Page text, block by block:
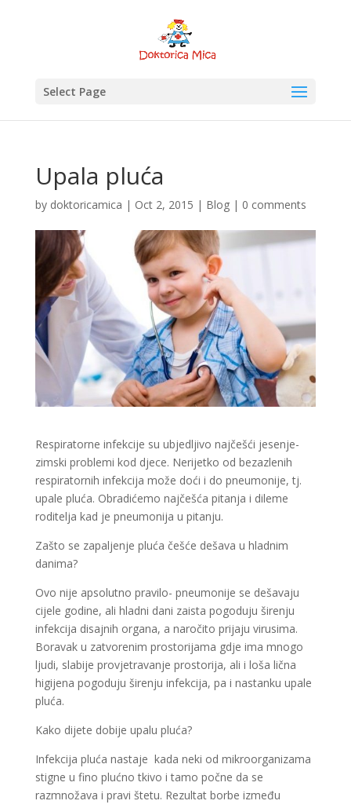
Select Page
Upala pluća
by doktoricamica | Oct 2, 2015 | Blog| 0 comments
Respiratorne infekcije su ubjedljivo najčešći jesenje-
zimski problemi kod djece. Nerijetko od bezazlenih
respiratornih infekcija može doći i do pneumonije, tj.
upale pluća. Obradićemo najčešća pitanja i dileme
roditelja kad je pneumonija u pitanju.
Zašto se zapaljenje pluća češće dešava u hladnim
danima?
Ovo nije apsolutno pravilo- pneumonije se dešavaju
cijele godine, ali hladni dani zaista pogoduju širenju
infekcija disajnih organa, a naročito prijaju virusima.
Boravak u zatvorenim prostorijama gdje ima mnogo
ljudi, slabije provjetravanje prostorija, ali i loša lična
higijena pogoduju širenju infekcija, pa i nastanku upale
pluća.
Kako dijete dobije upalu pluća?
Infekcija pluća nastaje kada neki od mikroorganizama
stigne u fino plućno tkivo i tamo počne da se
razmnožava i pravi štetu. Rezultat borbe između